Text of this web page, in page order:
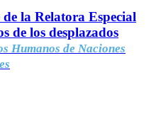
la Relatora Especial
de los desplazados
Humanos de Naciones